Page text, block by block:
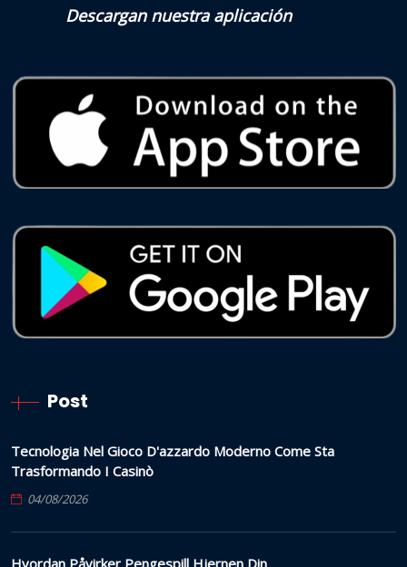
Descargan nuestra aplicación
Post
Tecnologia Nel Gioco D'azzardo Moderno Come Sta
Trasformando I Casinò
04/08/2026